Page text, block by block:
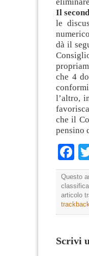
Il
le
dà il
che 4
l’altro,
che il
pensino
Questo
articolo
trackback
Scrivi